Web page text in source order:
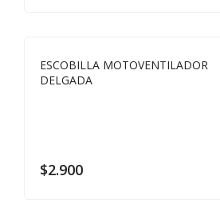
ESCOBILLA MOTOVENTILADOR
DELGADA
$2.900